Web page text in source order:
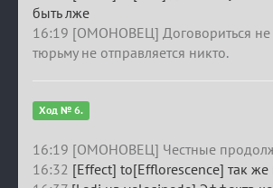
быть лже
16:19 [ОМОНОВЕЦ] Договориться не
тюрьму не отправляется никто.
Ход № 6.
16:19 [ОМОНОВЕЦ] Честные
16:32 [Effect] to[Efflorescence] так же